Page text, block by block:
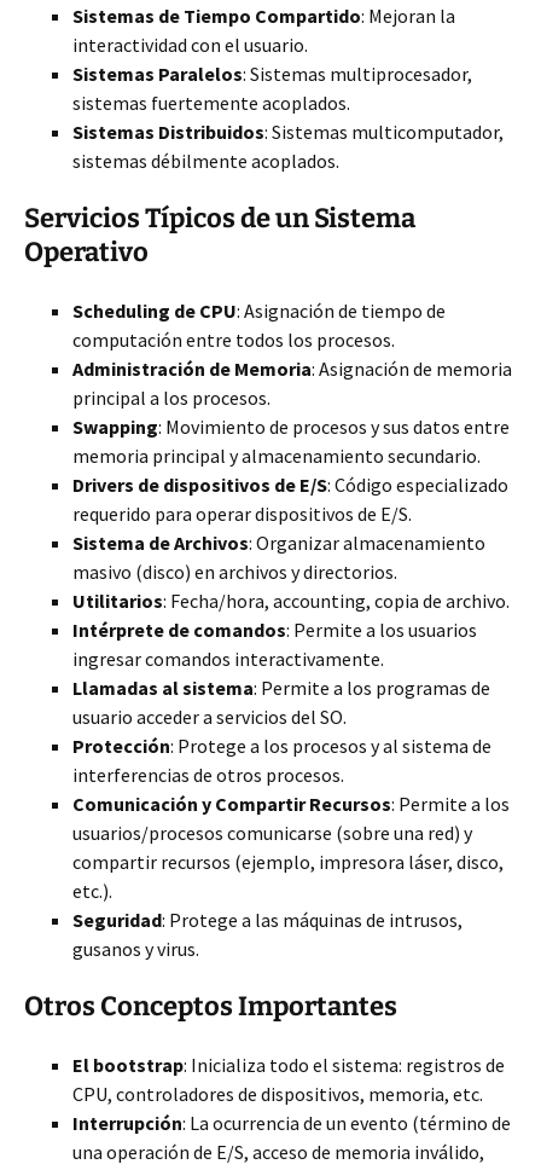
Sistemas de Tiempo Compartido: Mejoran la
interactividad con el usuario.
Sistemas Paralelos: Sistemas multiprocesador,
sistemas fuertemente acoplados.
Sistemas Distribuidos: Sistemas multicomputador,
sistemas débilmente acoplados.
Servicios Típicos de un Sistema
Operativo
Scheduling de CPU: Asignación de tiempo de
computación entre todos los procesos.
Administración de Memoria: Asignación de memoria
principal a los procesos.
Swapping: Movimiento de procesos y sus datos entre
memoria principal y almacenamiento secundario.
Drivers de dispositivos de E/S: Código especializado
requerido para operar dispositivos de E/S.
Sistema de Archivos: Organizar almacenamiento
masivo (disco) en archivos y directorios.
Utilitarios: Fecha/hora, accounting, copia de archivo.
Intérprete de comandos: Permite a los usuarios
ingresar comandos interactivamente.
Llamadas al sistema: Permite a los programas de
usuario acceder a servicios del SO.
Protección: Protege a los procesos y al sistema de
interferencias de otros procesos.
Comunicación y Compartir Recursos: Permite a los
usuarios/procesos comunicarse (sobre una red) y
compartir recursos (ejemplo, impresora láser, disco,
etc.).
Seguridad: Protege a las máquinas de intrusos,
gusanos y virus.
Otros Conceptos Importantes
El bootstrap: Inicializa todo el sistema: registros de
CPU, controladores de dispositivos, memoria, etc.
Interrupción: La ocurrencia de un evento (término de
una operación de E/S, acceso de memoria inválido,